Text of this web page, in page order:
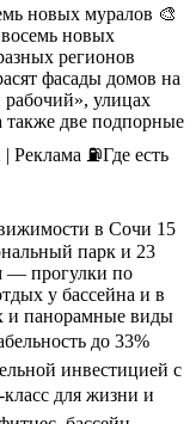
новых муралов 🎨
восемь новых
регионов
фасады домов на
улицах
две подпорные
⛽️Где есть
в Сочи 15
парк и 23
— прогулки по
у бассейна и в
и панорамные виды
до 33%
инвестицией с
для жизни и